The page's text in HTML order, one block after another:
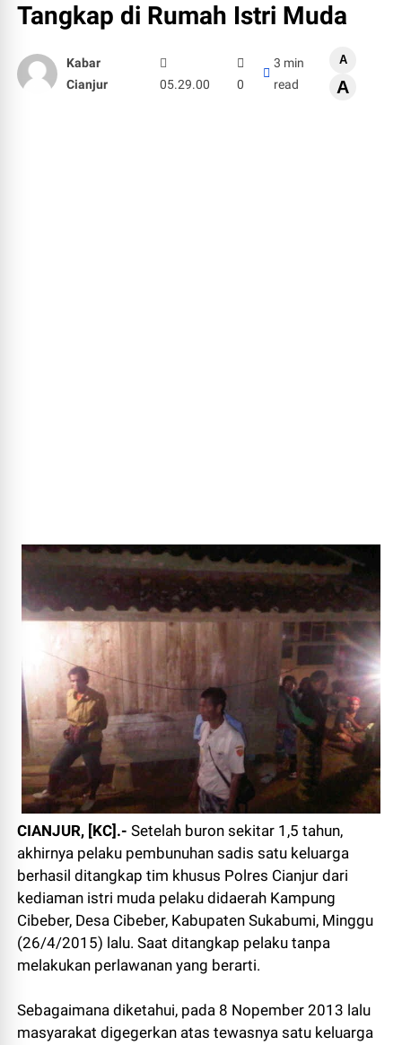
Tangkap di Rumah Istri Muda
Kabar
Cianjur
05.29.00 0
3 min
read
A
A
CIANJUR, [KC].- Setelah buron sekitar 1,5 tahun,
akhirnya pelaku pembunuhan sadis satu keluarga
berhasil ditangkap tim khusus Polres Cianjur dari
kediaman istri muda pelaku didaerah Kampung
Cibeber, Desa Cibeber, Kabupaten Sukabumi, Minggu
(26/4/2015) lalu. Saat ditangkap pelaku tanpa
melakukan perlawanan yang berarti.
Sebagaimana diketahui, pada 8 Nopember 2013 lalu
masyarakat digegerkan atas tewasnya satu keluarga